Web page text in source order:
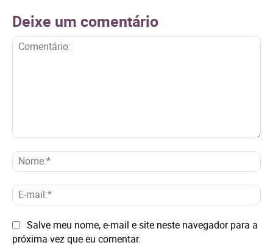
Deixe um comentário
E-
Site: Salve meu nome, e-mail e site neste navegador para a
próxima vez que eu comentar.